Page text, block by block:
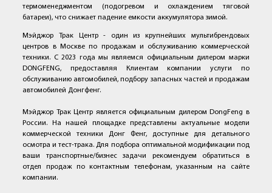
термоменеджментом (подогревом и охлаждением тяговой
батареи), что снижает падение емкости аккумулятора зимой.
Мэйджор Трак Центр - один из крупнейших мультибрендовых
центров в Москве по продажам и обслуживанию коммерческой
техники. С 2023 года мы являемся официальным дилером марки
DONGFENG, предоставляя Клиентам компании услуги по
обслуживанию автомобилей, подбору запасных частей и продажам
автомобилей Донгфенг.
Мэйджор Трак Центр является официальным дилером DongFeng в
России. На нашей площадке представлены актуальные модели
коммерческой техники Донг Фенг, доступные для детального
осмотра и тест-трака. Для подбора оптимальной модификации под
ваши транспортные/бизнес задачи рекомендуем обратиться в
отдел продаж по контактным телефонам, указанным на сайте
компании.